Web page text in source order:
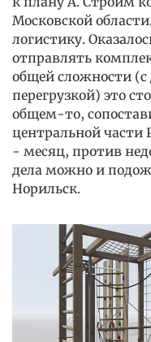
Московской
логистику.
отправлять
общей сложности (с
перегрузкой) это
общем-то,
центральной части
- месяц, против
дела можно и
Норильск.